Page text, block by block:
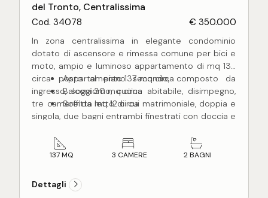
del Tronto, Centralissima
Cod. 34078 € 350.000
In zona centralissima in elegante condominio
dotato di ascensore e rimessa comune per bici e
moto, ampio e luminoso appartamento di mq 137
circa posto al piano secondo, composto da
ingresso, soggiorno, cucina abitabile, disimpegno,
tre camere da letto di cui matrimoniale, doppia e
singola, due bagni entrambi finestrati con doccia e
circa, completo inoltre di locale soffitta di mq 12
circa al piano ultimo. L'appartamento ristrutturato
portone d'ingresso blindato, infissi in legno con
doppio vetro, pavimentazione in marmo, impianto
Appartamento 137 mq circa
Balconi 30 mq circa
Soffitta mq 12 circa
137 MQ 3 CAMERE 2 BAGNI
Dettagli